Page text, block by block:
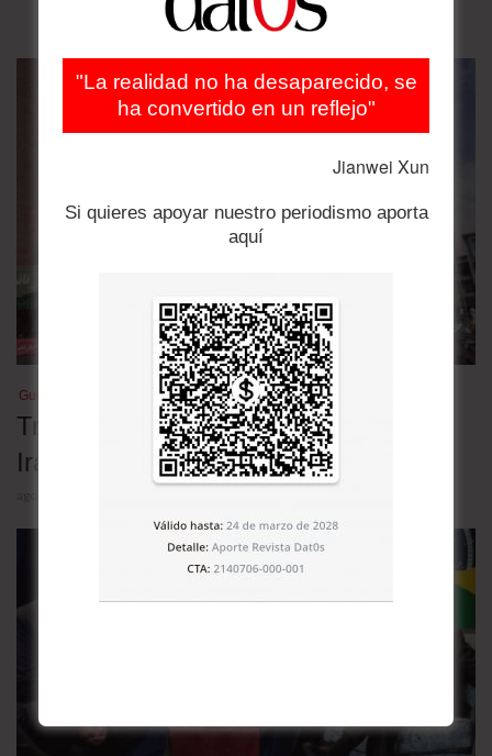
Guerra en Medio Oriente
Tres escenarios para la guerra entre
Irán y Estados Unidos
"La realidad no ha desaparecido, se
ha convertido en un reflejo"
Jianwei Xun
Si quieres apoyar nuestro periodismo aporta
aquí